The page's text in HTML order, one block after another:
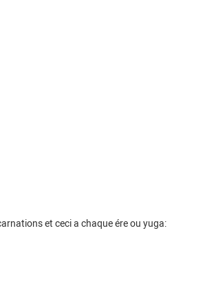
et ceci a chaque ére ou yuga: